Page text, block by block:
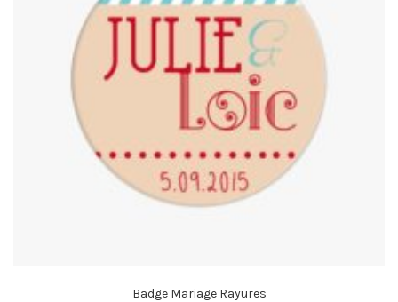
Badge Mariage Rayures